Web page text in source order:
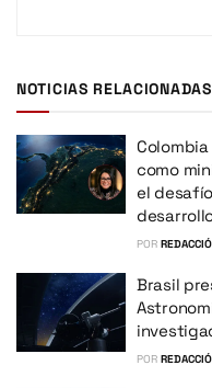
NOTICIAS RELACIONADAS
como
el
POR
Brasil
POR